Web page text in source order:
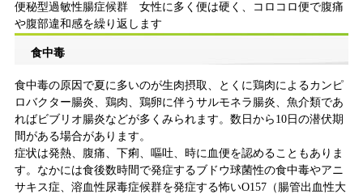
便秘型過敏性腸症候群 女性に多く便は硬く、コロコロ便で腹痛
や腹部違和感を繰り返します
食中毒
食中毒の原因で夏に多いのが生肉摂取、とくに鶏肉によるカンピ
ロバクター腸炎、鶏肉、鶏卵に伴うサルモネラ腸炎、魚介類であ
ればビブリオ腸炎などが多くみられます。数日から10日の潜伏期
間がある場合があります。
症状は発熱、腹痛、下痢、嘔吐、時に血便を認めることもありま
す。なかには食後数時間で発症するブドウ球菌性の食中毒やアニ
サキス症、溶血性尿毒症候群を発症する怖いO157（腸管出血性大